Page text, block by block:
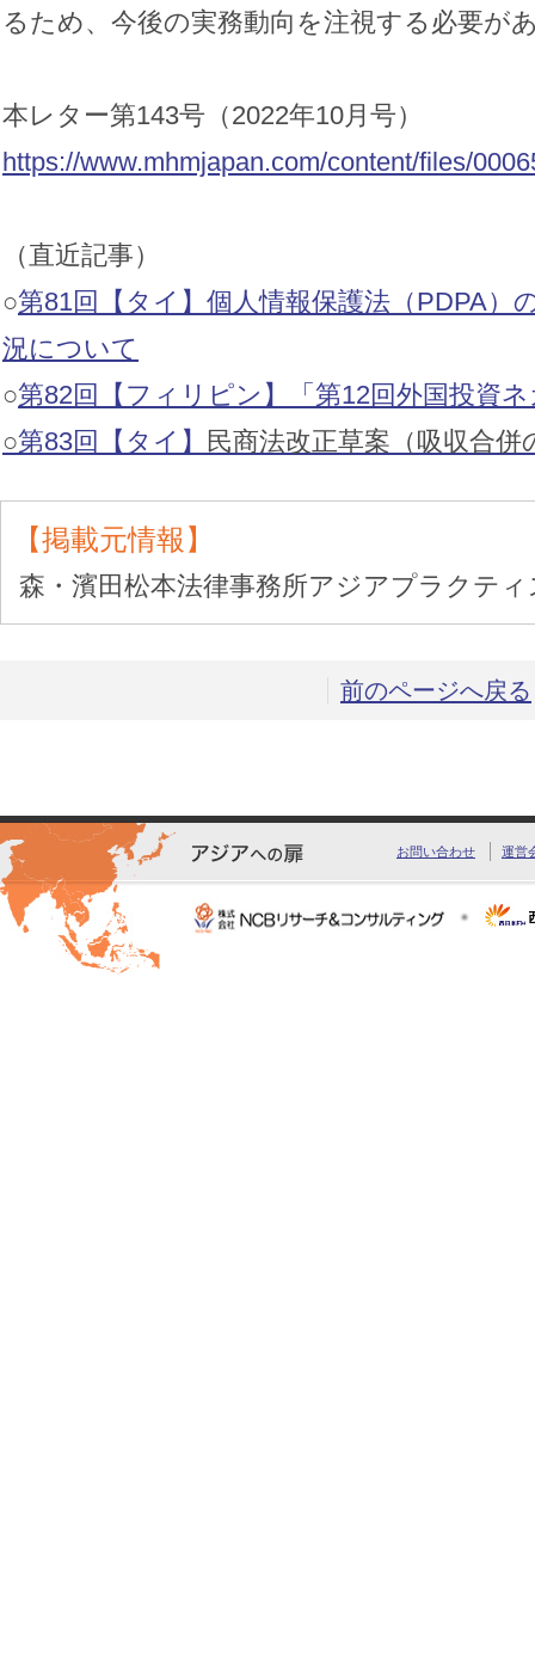
るため、今後の実務動向を注視する必要が
本レター第143号（2022年10月号）
https://www.mhmjapan.com/content/files/
（直近記事）
○第81回【タイ】個人情報保護法（PDPA）
況について
○第82回【フィリピン】「第12回外国投資
○第83回【タイ】 民商法改正草案（吸収合併
【掲載元情報】
森・濱田松本法律事務所アジアプラク
前のページへ戻る
お問い合わせ 運営